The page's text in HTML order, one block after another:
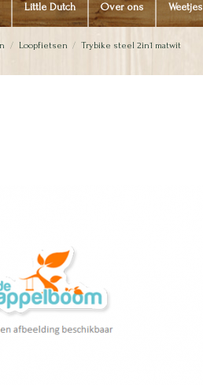
Little Dutch Over ons Weetjes
Loopfietsen Trybike steel 2in1 matwit